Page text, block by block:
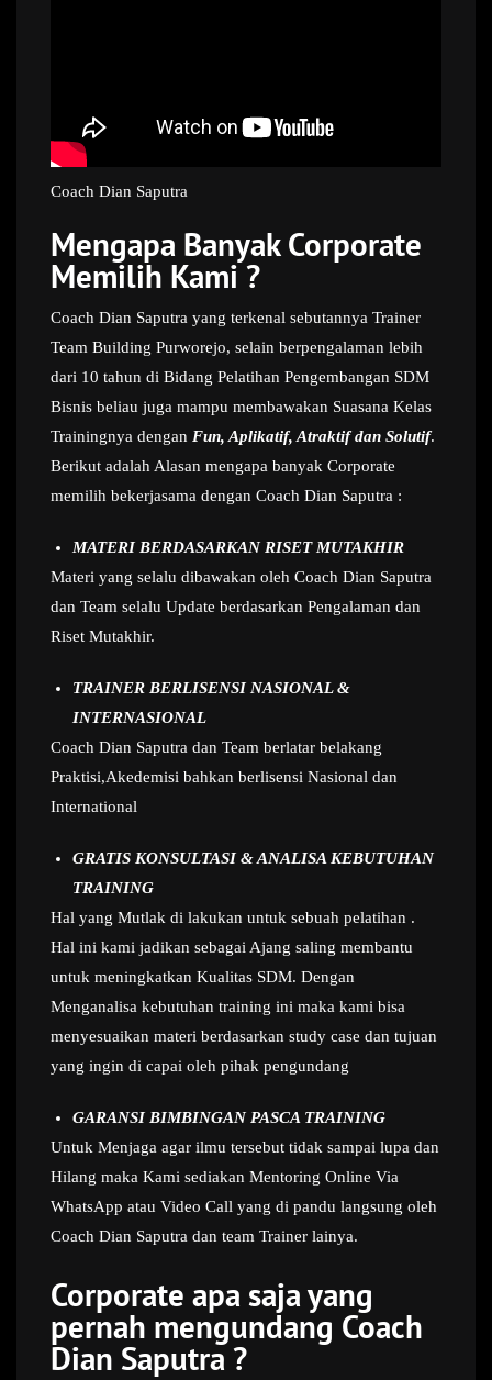
Coach Dian Saputra
Mengapa Banyak Corporate
Memilih Kami ?
Coach Dian Saputra yang terkenal sebutannya Trainer
Team Building Purworejo, selain berpengalaman lebih
dari 10 tahun di Bidang Pelatihan Pengembangan SDM
Bisnis beliau juga mampu membawakan Suasana Kelas
Trainingnya dengan Fun, Aplikatif, Atraktif dan Solutif.
Berikut adalah Alasan mengapa banyak Corporate
memilih bekerjasama dengan Coach Dian Saputra :
MATERI BERDASARKAN RISET MUTAKHIR
Materi yang selalu dibawakan oleh Coach Dian Saputra
dan Team selalu Update berdasarkan Pengalaman dan
Riset Mutakhir.
TRAINER BERLISENSI NASIONAL &
INTERNASIONAL
Coach Dian Saputra dan Team berlatar belakang
Praktisi,Akedemisi bahkan berlisensi Nasional dan
International
GRATIS KONSULTASI & ANALISA KEBUTUHAN
TRAINING
Hal yang Mutlak di lakukan untuk sebuah pelatihan .
Hal ini kami jadikan sebagai Ajang saling membantu
untuk meningkatkan Kualitas SDM. Dengan
Menganalisa kebutuhan training ini maka kami bisa
menyesuaikan materi berdasarkan study case dan tujuan
yang ingin di capai oleh pihak pengundang
GARANSI BIMBINGAN PASCA TRAINING
Untuk Menjaga agar ilmu tersebut tidak sampai lupa dan
Hilang maka Kami sediakan Mentoring Online Via
WhatsApp atau Video Call yang di pandu langsung oleh
Coach Dian Saputra dan team Trainer lainya.
Corporate apa saja yang
pernah mengundang Coach
Dian Saputra ?